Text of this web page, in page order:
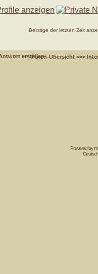
Beiträge der letzten Zeit
Foren-Übersicht >>>
Powered by